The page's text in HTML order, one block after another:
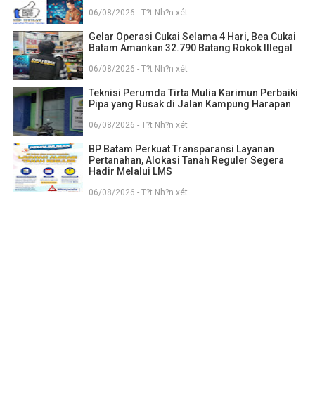
06/08/2026 - T?t Nh?n xét
Gelar Operasi Cukai Selama 4 Hari, Bea Cukai
Batam Amankan 32.790 Batang Rokok Illegal
06/08/2026 - T?t Nh?n xét
Teknisi Perumda Tirta Mulia Karimun Perbaiki
Pipa yang Rusak di Jalan Kampung Harapan
06/08/2026 - T?t Nh?n xét
BP Batam Perkuat Transparansi Layanan
Pertanahan, Alokasi Tanah Reguler Segera
Hadir Melalui LMS
06/08/2026 - T?t Nh?n xét